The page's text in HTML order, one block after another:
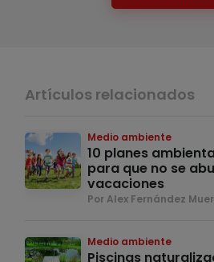
Artículos relacionados
Medio ambiente
10 planes
para que no se
vacaciones
Por Alex Fernández
Medio ambiente
Piscinas